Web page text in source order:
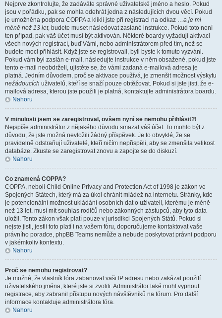
Nejprve zkontrolujte, že zadáváte správné uživatelské jméno a heslo. Pokud
jsou v pořádku, pak se mohla odehrát jedna z následujících dvou věcí. Pokud
je umožněna podpora COPPA a klikli jste při registraci na odkaz …a je mi
méně než 13 let, budete muset následovat zaslané instrukce. Pokud toto není
ten případ, pak váš účet musí být aktivován. Některé boardy vyžadují aktivaci
všech nových registrací, buď Vámi, nebo administrátorem před tím, než se
budete moci přihlásit. Když jste se registrovali, byli byste k tomuto vyzváni.
Pokud vám byl zaslán e-mail, následujte instrukce v něm obsažené, pokud jste
tento e-mail neobdrželi, ujistěte se, že vámi zadaná e-mailová adresa je
platná. Jedním důvodem, proč se aktivace používá, je zmenšit možnost výskytu
nežádoucích uživatelů, kteří se snaží pouze obtěžovat. Pokud si jste jisti, že e-
mailová adresa, kterou jste použili je platná, kontaktujte administrátora boardu.
Nahoru
V minulosti jsem se zaregistroval, ovšem nyní se nemohu přihlásit?!
Nejspíše administrátor z nějakého důvodu smazal váš účet. To mohlo být z
důvodu, že jste možná nevložili žádný příspěvek. Je to obvyklé, že se
pravidelně odstraňují uživatelé, kteří ničím nepřispěli, aby se zmenšila velikost
databáze. Zkuste se zaregistrovat znovu a zapojte se do diskuzí.
Nahoru
Co znamená COPPA?
COPPA, neboli Child Online Privacy and Protection Act of 1998 je zákon ve
Spojených Státech, který má za úkol chránit mládež na internetu. Stránky, kde
je potencionální možnost ukládání osobních dat o uživateli, kterému je méně
než 13 let, musí mít souhlas rodičů nebo zákonných zástupců, aby tyto data
uložil. Tento zákon však platí pouze v jurisdikci Spojených Států. Pokud si
nejste jisti, jestli toto platí i na vašem fóru, doporučujeme kontaktovat vaše
právního poradce, phpBB Teams nemůže a nebude poskytovat právni podporu
v jakémkoliv kontextu.
Nahoru
Proč se nemohu registrovat?
Je možné, že vlastník fóra zabanoval vaši IP adresu nebo zakázal použití
uživatelského jména, které jste si zvolili. Administrátor také mohl vypnout
registrace, aby zabranil přístupu nových návštěvníků na fórum. Pro další
informace kontaktuje administrátora fóra.
Nahoru